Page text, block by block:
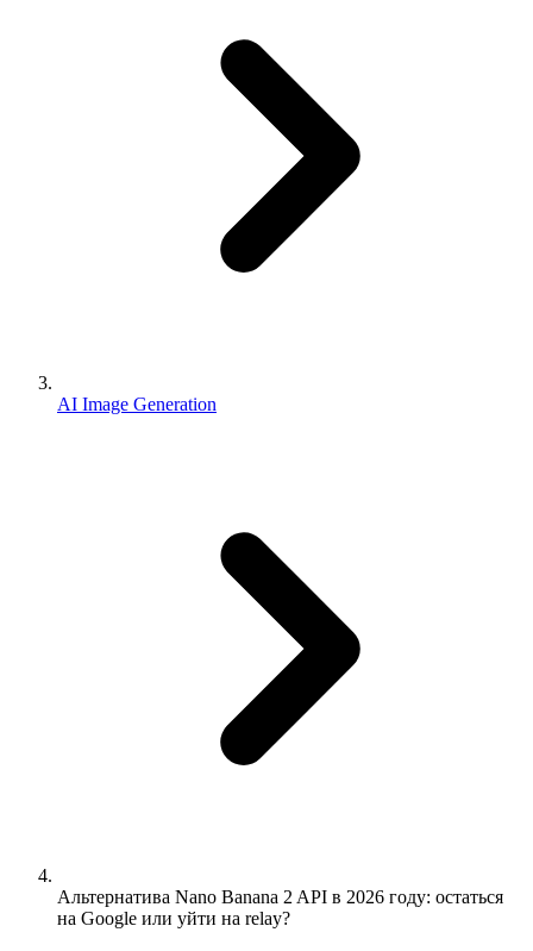
AI Image Generation
Альтернатива Nano Banana 2 API в 2026 году: остаться
на Google или уйти на relay?